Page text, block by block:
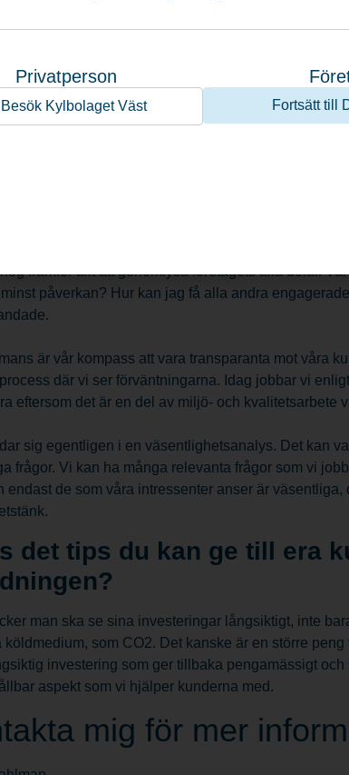
du säga är grunden i
steget i en hållbarhetsredovisning är veta ditt ”why”,
det att göra en analys vilka ens intressenter är.
har du lärt dig under
framför allt att genomlysa företagets alla delar.
påverkan? Hur kan jag få alla andra
är vår kompass att vara transparanta mot våra
där vi ser förväntningarna. Idag jobbar vi
eftersom det är en del av miljö- och kvalitetsarbete
sig egentligen i en väsentlighetsanalys. Det kan
frågor. Vi kan ha många relevanta frågor som vi
endast de som våra intressenter anser är
det tips du kan ge till era
man ska se sina investeringar långsiktigt, inte
köldmedium, som CO2. Det kanske är en större
investering som ger tillbaka pengamässigt
aspekt som vi hjälper kunderna med.
mig för mer
Privatperson
Besök Kylbolaget Väst Fortsätt till